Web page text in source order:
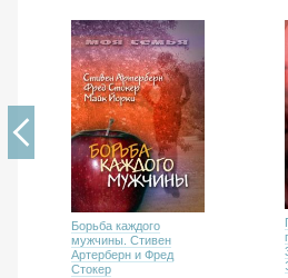
Борьба каждого
мужчины. Стивен
Артерберн и Фред
Стокер